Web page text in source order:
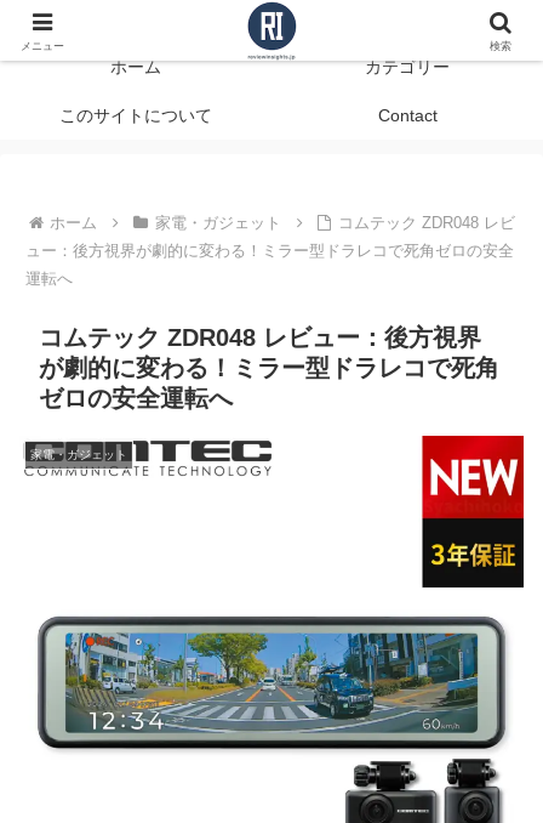
データで見る、本当に役立つ商品レビュー
ホーム カテゴリー
このサイトについて Contact
ホーム 家電・ガジェット
コムテック ZDR048 レビ
ュー：後方視界が劇的に変わる！ミラー型ドラレコで死角ゼロの安全
運転へ
コムテック ZDR048 レビュー：後方視界
が劇的に変わる！ミラー型ドラレコで死角
ゼロの安全運転へ
家電・ガジェット
メニュー 検索